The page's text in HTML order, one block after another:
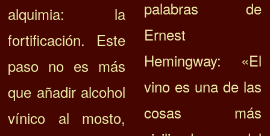
alquimia: la
fortificación. Este
paso no es más
que añadir alcohol
vínico al mosto,
palabras de
Ernest
Hemingway: «El
vino es una de las
cosas más